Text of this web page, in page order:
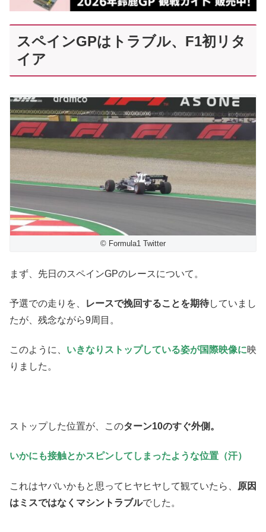
スペインGPはトラブル、F1初リタ
イア
© Formula1 Twitter
まず、先日のスペインGPのレースについて。
予選での走りを、 レースで挽回することを期待していまし
たが、残念ながら9周目。
このように、 いきなりストップしている姿が国際映像に映
りました。
ストップした位置が、このターン10のすぐ外側。
いかにも接触とかスピンしてしまったような位置（汗）
これはヤバいかもと思ってヒヤヒヤして観ていたら、
原因
はミスではなくマシントラブルでした。